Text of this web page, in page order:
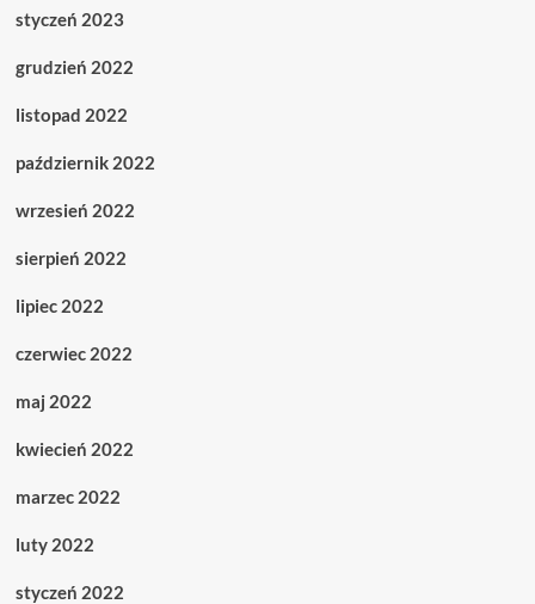
styczeń 2023
grudzień 2022
listopad 2022
październik 2022
wrzesień 2022
sierpień 2022
lipiec 2022
czerwiec 2022
maj 2022
kwiecień 2022
marzec 2022
luty 2022
styczeń 2022